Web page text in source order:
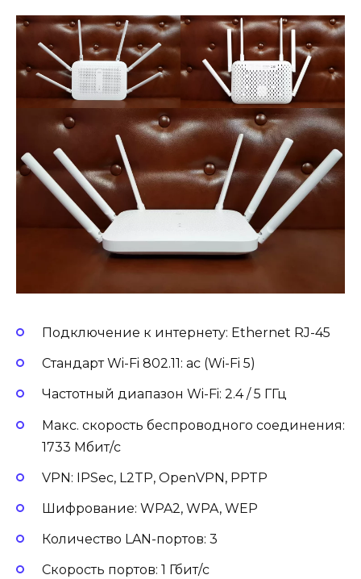
Подключение к интернету: Ethernet RJ-45
Стандарт Wi-Fi 802.11: ac (Wi-Fi 5)
Частотный диапазон Wi-Fi: 2.4 / 5 ГГц
Макс. скорость беспроводного соединения:
1733 Мбит/с
VPN: IPSec, L2TP, OpenVPN, PPTP
Шифрование: WPA2, WPA, WEP
Количество LAN-портов: 3
Скорость портов: 1 Гбит/с